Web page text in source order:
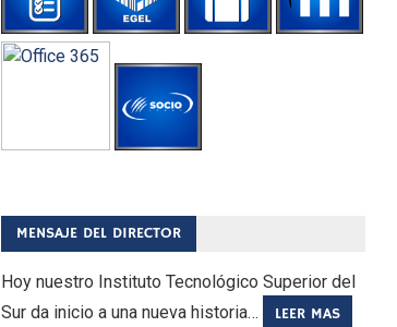
MENSAJE DEL DIRECTOR
Hoy nuestro Instituto Tecnológico Superior del
Sur da inicio a una nueva historia…
LEER MAS